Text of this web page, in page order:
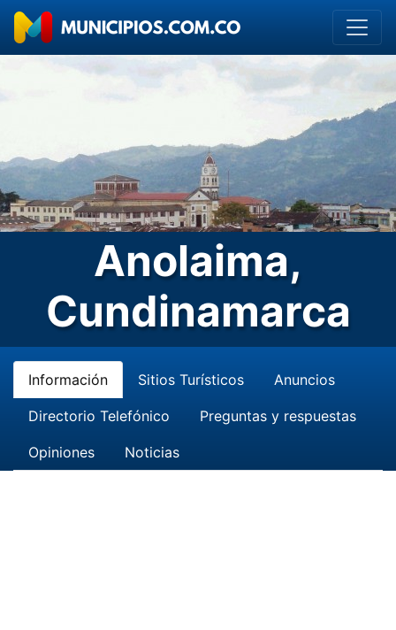
Anolaima,
Cundinamarca
Información Sitios Turísticos Anuncios
Directorio Telefónico Preguntas y respuestas
Opiniones Noticias